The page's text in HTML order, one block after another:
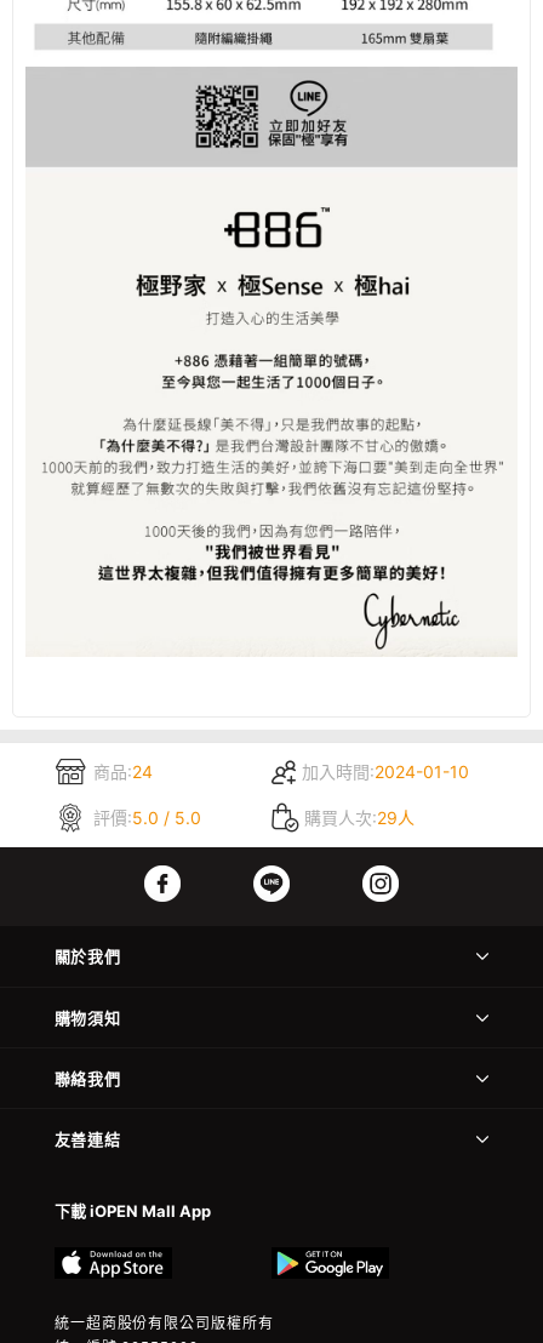
商品:24 加入時間:2024-01-10
評價:5.0 / 5.0 購買人次:29人
關於我們
購物須知
聯絡我們
友善連結
下載 iOPEN Mall App
統一超商股份有限公司版權所有